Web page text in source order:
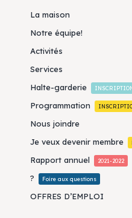
La maison
Notre équipe!
Activités
Services
Halte-garderie
Programmation
Nous joindre
Je veux devenir membre
Rapport annuel 2021-2022
? Foire aux questions
OFFRES D’EMPLOI